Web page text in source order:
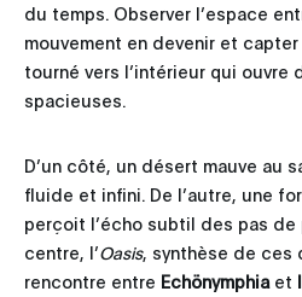
du temps. Observer l’espace
mouvement en devenir et
tourné vers l’intérieur qui ouvre
spacieuses.
D’un côté, un désert mauve au
fluide et infini. De l’autre, une
perçoit l’écho subtil des pas de
centre, l’Oasis, synthèse de ces
rencontre entre Echönymphiaet